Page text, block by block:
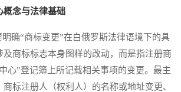
概念与法律基础
“商标变更”在白俄罗斯法律语境下的具
及商标标志本身图样的改动，而是指注册商
心”登记簿上所记载相关事项的变更。最主
标注册人（权利人）的名称或地址变更、